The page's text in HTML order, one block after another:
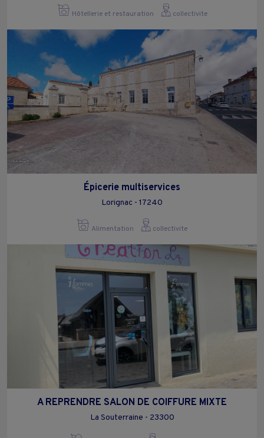
Hôtellerie et restauration collectivite
Épicerie multiservices
Lorignac - 17240
Alimentation collectivite
A REPRENDRE SALON DE COIFFURE MIXTE
La Souterraine - 23300